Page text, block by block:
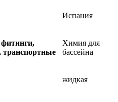
Испания
фитинги,
транспортные
Химия для
бассейна
жидкая